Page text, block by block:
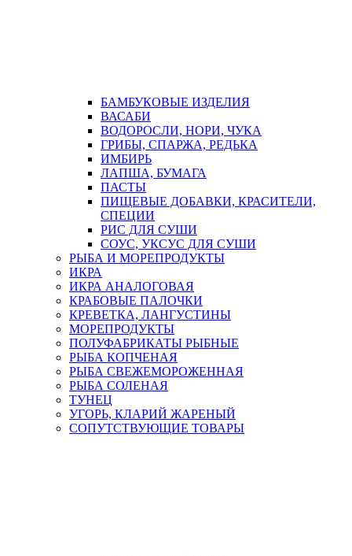
БАМБУКОВЫЕ ИЗДЕЛИЯ
ВАСАБИ
ВОДОРОСЛИ, НОРИ, ЧУКА
ГРИБЫ, СПАРЖА, РЕДЬКА
ИМБИРЬ
ЛАПША, БУМАГА
ПАСТЫ
ПИЩЕВЫЕ ДОБАВКИ, КРАСИТЕЛИ,
СПЕЦИИ
РИС ДЛЯ СУШИ
СОУС, УКСУС ДЛЯ СУШИ
РЫБА И МОРЕПРОДУКТЫ
ИКРА
ИКРА АНАЛОГОВАЯ
КРАБОВЫЕ ПАЛОЧКИ
КРЕВЕТКА, ЛАНГУСТИНЫ
МОРЕПРОДУКТЫ
ПОЛУФАБРИКАТЫ РЫБНЫЕ
РЫБА КОПЧЕНАЯ
РЫБА СВЕЖЕМОРОЖЕННАЯ
РЫБА СОЛЕНАЯ
ТУНЕЦ
УГОРЬ, КЛАРИЙ ЖАРЕНЫЙ
СОПУТСТВУЮЩИЕ ТОВАРЫ